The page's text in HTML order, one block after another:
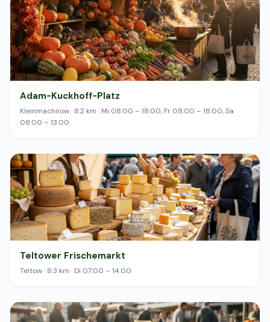
Adam-Kuckhoff-Platz
Kleinmachnow · 8.2 km · Mi 08:00 – 18:00, Fr 08:00 – 18:00, Sa
08:00 – 13:00
Teltower Frischemarkt
Teltow · 8.3 km · Di 07:00 – 14:00